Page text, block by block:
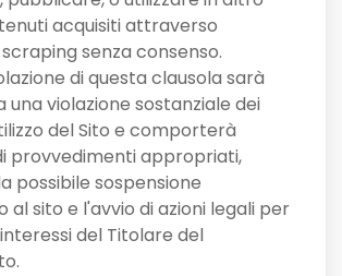
acquisiti attraverso
senza consenso.
di questa clausola sarà
una violazione sostanziale dei
del Sito e comporterà
provvedimenti appropriati,
possibile sospensione
al sito e l'avvio di azioni legali per
del Titolare del